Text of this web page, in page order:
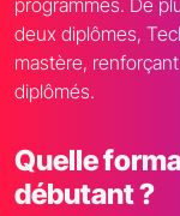
programmes. De
deux diplômes,
mastère,
diplômés.
Quelle
débutant ?